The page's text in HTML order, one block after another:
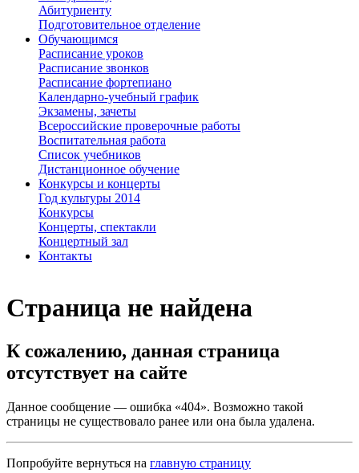
Абитуриенту
Подготовительное отделение
Обучающимся
Расписание уроков
Расписание звонков
Расписание фортепиано
Календарно-учебный график
Экзамены, зачеты
Всероссийские проверочные работы
Воспитательная работа
Список учебников
Дистанционное обучение
Конкурсы и концерты
Год культуры 2014
Конкурсы
Концерты, спектакли
Концертный зал
Контакты
Страница не найдена
К сожалению, данная страница
отсутствует на сайте
Данное сообщение — ошибка «404». Возможно такой
страницы не существовало ранее или она была удалена.
Попробуйте вернуться на главную страницу